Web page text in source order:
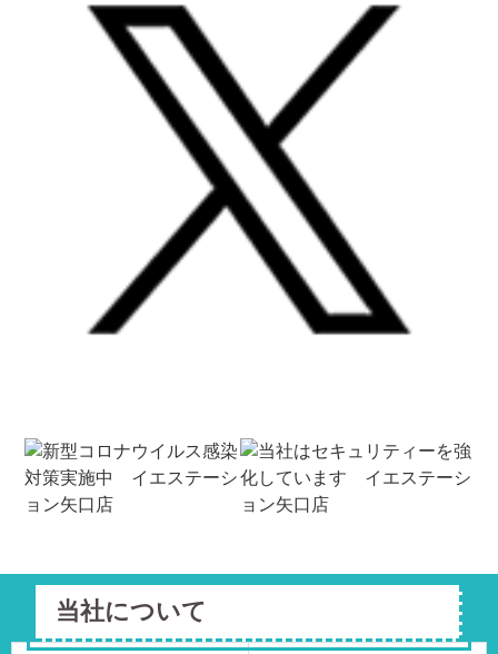
当社について